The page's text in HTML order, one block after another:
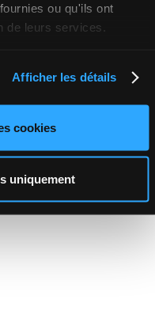
ou qu'ils ont
de leurs services.
Afficher les détails
cookies
uniquement